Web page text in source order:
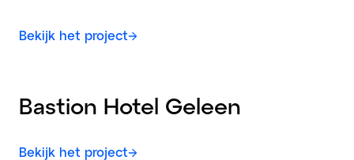
Bekijk het project
Bastion Hotel Geleen
Bekijk het project